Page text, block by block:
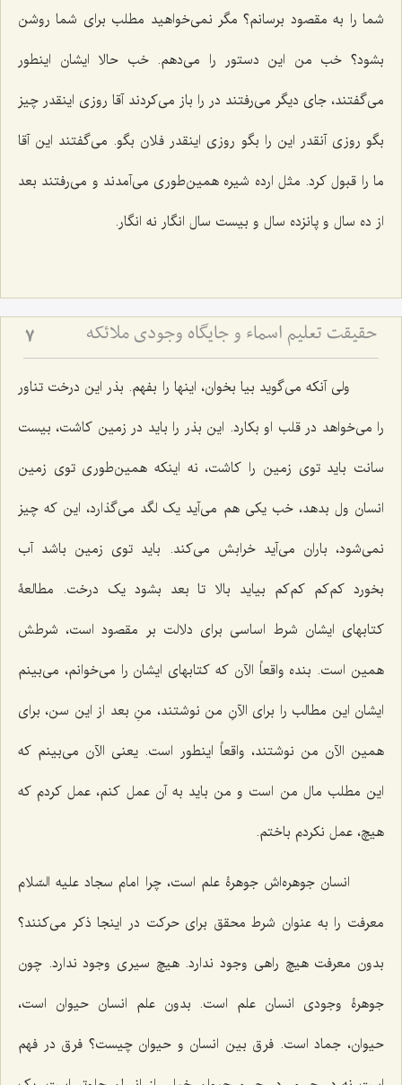
شما را به مقصود برسانم؟ مگر نمی‌خواهید مطلب برای شما روشن
بشود؟ خب من این دستور را می‌دهم. خب حالا ایشان اینطور
می‌گفتند، جای دیگر می‌رفتند در را باز می‌کردند آقا روزی اینقدر چیز
بگو روزی آنقدر این را بگو روزی اینقدر فلان بگو. می‌گفتند این آقا
ما را قبول کرد. مثل ارده شیره همین‌طوری می‌آمدند و می‌رفتند بعد
از ده سال و پانزده سال و بیست سال انگار نه انگار.
حقیقت تعلیم اسماء و جایگاه وجودی ملائکه 7
ولی آنکه می‌گوید بیا بخوان، اینها را بفهم. بذر این درخت تناور
را می‌خواهد در قلب او بکارد. این بذر را باید در زمین کاشت، بیست
سانت باید توی زمین را کاشت، نه اینکه همین‌طوری توی زمین
انسان ول بدهد، خب یکی هم می‌آید یک لگد می‌گذارد، این که چیز
نمی‌شود، باران می‌آید خرابش می‌کند. باید توی زمین باشد آب
بخورد کم‌کم کم‌کم بیاید بالا تا بعد بشود یک درخت. مطالعۀ
کتابهای ایشان شرط اساسی برای دلالت بر مقصود است، شرطش
همین است. بنده واقعاً الآن که کتابهای ایشان را می‌خوانم، می‌بینم
ایشان این مطالب را برای الآنِ من نوشتند، منِ بعد از این سن، برای
همین الآن من نوشتند، واقعاً اینطور است. یعنی الآن می‌بینم که
این مطلب مال من است و من باید به آن عمل کنم، عمل کردم که
هیچ، عمل نکردم باختم.
انسان جوهره‌اش جوهرۀ علم است، چرا امام سجاد علیه السّلام
معرفت را به عنوان شرط محقق برای حرکت در اینجا ذکر می‌کنند؟
بدون معرفت هیچ راهی وجود ندارد. هیچ سیری وجود ندارد. چون
جوهرۀ وجودی انسان علم است. بدون علم انسان حیوان است،
حیوان، جماد است. فرق بین انسان و حیوان چیست؟ فرق در فهم